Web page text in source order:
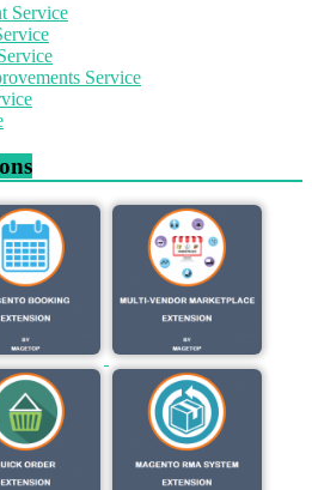
Service
Service